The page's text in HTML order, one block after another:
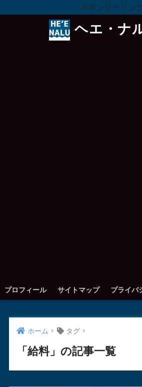
スポンサーリンク
ヘエ・ナ
プロフィール サイトマップ プライバ
ホーム タグ
「給料」の記事一覧